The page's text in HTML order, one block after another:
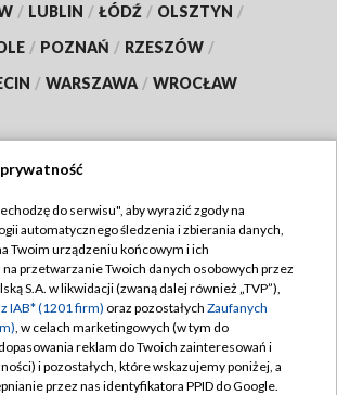
/ LUBLIN / ŁÓDŹ / OLSZTYN /
/ POZNAŃ / RZESZÓW /
/ WARSZAWA / WROCŁAW
TVP
TVP
Cyfrowa
Regulamin TVP
Polityka prywatności
Moje zgody
Pomoc
do serwisu", aby wyrazić zgody na
automatycznego śledzenia i zbierania danych,
Twoim urządzeniu końcowym i ich
przetwarzanie Twoich danych osobowych przez
S.A. w likwidacji (zwaną dalej również „TVP”),
IAB* (1201 firm) oraz pozostałych Zaufanych
, w celach marketingowych (w tym do
reklam do Twoich zainteresowań i
i pozostałych, które wskazujemy poniżej, a
przez nas identyfikatora PPID do Google.